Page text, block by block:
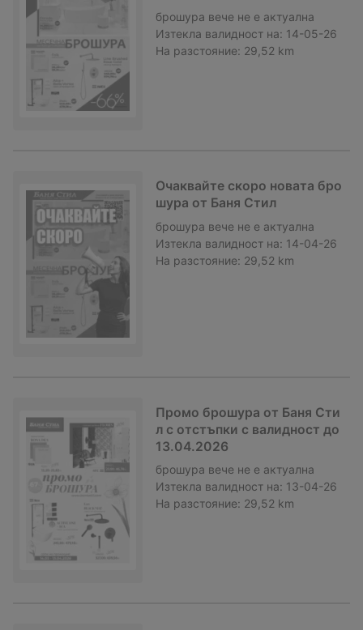
брошура вече не е актуална
Изтекла валидност на: 14-05-26
На разстояние: 29,52 km
Очаквайте скоро новата бро
шура от Баня Стил
брошура вече не е актуална
Изтекла валидност на: 14-04-26
На разстояние: 29,52 km
Промо брошура от Баня Сти
л с отстъпки с валидност до
13.04.2026
брошура вече не е актуална
Изтекла валидност на: 13-04-26
На разстояние: 29,52 km